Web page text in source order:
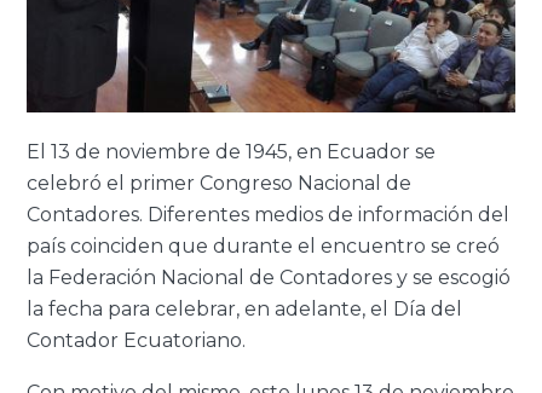
El 13 de noviembre de 1945, en Ecuador se
celebró el primer Congreso Nacional de
Contadores. Diferentes medios de información del
país coinciden que durante el encuentro se creó
la Federación Nacional de Contadores y se escogió
la fecha para celebrar, en adelante, el Día del
Contador Ecuatoriano.